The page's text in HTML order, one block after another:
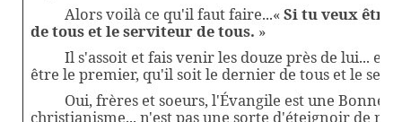
Alors voilà ce qu'il faut faire...«Si tu veux être
de tous et le serviteur de tous. »
Il s'assoit et fais venir les douze près de lui... et
être le premier, qu'il soit le dernier de tous et le
Oui, frères et soeurs, l'Évangile est une Bonne
christianisme... n'est pas une sorte d'éteignoir de